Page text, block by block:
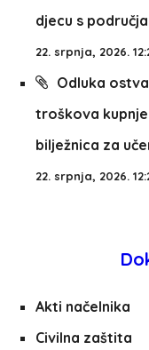
djecu s
22. srpnja, 2026.
Odluka
troškova
bilježnica za
22. srpnja, 2026.
Akti načelnika
Civilna zaštita